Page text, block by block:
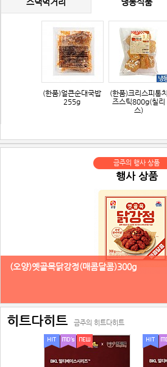
(한품)얼큰순대국밥
255g
(한품)크리스피통치
즈스틱800g(칠리
스)
금주의 행사 상품
행사 상품
(오양)옛골목닭강정(매콤달콤)300g
히트다히트 금주의 히트다히트